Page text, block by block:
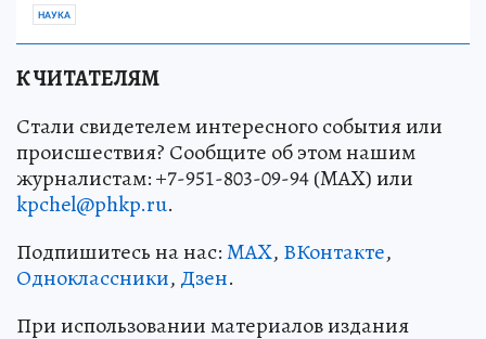
НАУКА
К ЧИТАТЕЛЯМ
Стали свидетелем интересного события или
происшествия? Сообщите об этом нашим
журналистам: +7-951-803-09-94 (MAX) или
kpchel@phkp.ru.
Подпишитесь на нас:MAX, ВКонтакте,
Одноклассники, Дзен.
При использовании материалов издания